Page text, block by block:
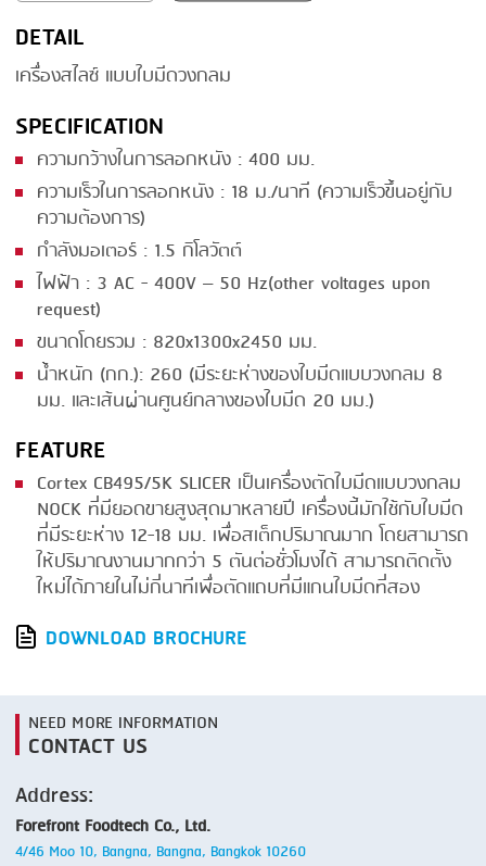
SMOKING
STEAMING
TRAY DENESTER
TRAY FORMING
TUMBLING
VACUUM PACKING
VACUUM STUFFING
WASHING
DETAIL
เครื่องสไลซ์ แบบใบมีดวงกลม
SPECIFICATION
ความกว้างในการลอกหนัง : 400 มม.
ความเร็วในการลอกหนัง : 18 ม./นาที (ความเร็วขึ้นอยู่กับ
ความต้องการ)
กำลังมอเตอร์ : 1.5 กิโลวัตต์
ไฟฟ้า : 3 AC - 400V – 50 Hz(other voltages upon
request)
ขนาดโดยรวม : 820x1300x2450 มม.
น้ำหนัก (กก.): 260 (มีระยะห่างของใบมีดแบบวงกลม 8
มม. และเส้นผ่านศูนย์กลางของใบมีด 20 มม.)
FEATURE
Cortex CB495/5K SLICER เป็นเครื่องตัดใบมีดแบบวงกลม
NOCK ที่มียอดขายสูงสุดมาหลายปี เครื่องนี้มักใช้กับใบมีด
ที่มีระยะห่าง 12-18 มม. เพื่อสเต็กปริมาณมาก โดยสามารถ
ให้ปริมาณงานมากกว่า 5 ตันต่อชั่วโมงได้ สามารถติดตั้ง
ใหม่ได้ภายในไม่กี่นาทีเพื่อตัดแถบที่มีแกนใบมีดที่สอง
DOWNLOAD BROCHURE
NEED MORE INFORMATION
CONTACT US
Address:
Forefront Foodtech Co., Ltd.
4/46 Moo 10, Bangna, Bangna, Bangkok 10260